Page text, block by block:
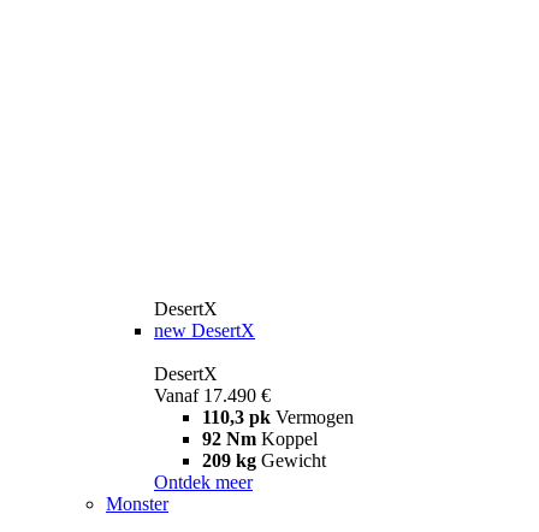
DesertX
new DesertX
DesertX
Vanaf 17.490 €
110,3 pk Vermogen
92 Nm Koppel
209 kg Gewicht
Ontdek meer
Monster